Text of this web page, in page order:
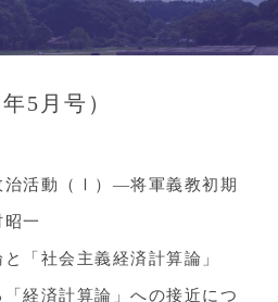
5月号）
活動（Ⅰ）―将軍義教初期
一
「社会主義経済計算論」
経済計算論」への接近につ